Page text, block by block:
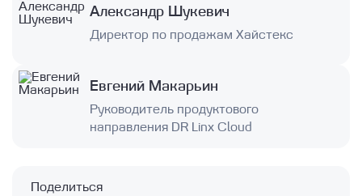
Александр Шукевич
Директор по продажам Хайстекс
Евгений Макарьин
Руководитель продуктового
направления DR Linx Cloud
Поделиться